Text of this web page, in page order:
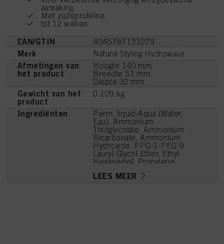
aanraking.
Met zijdeproteïne.
tot 12 weken
EAN/GTIN 4045787131079
Merk Natural Styling Hydrowave
Afmetingen van
het product
Hoogte 140 mm
Breedte 51 mm
Diepte 32 mm
Gewicht van het
product
0.109 kg
Ingrediënten
Perm, liquid:Aqua (Water,
Eau), Ammonium
Thioglycolate, Ammonium
Bicarbonate, Ammonium
Hydroxide, PPG-1-PEG-9
Lauryl Glycol Ether, Ethyl
Hexanediol, Propylene
(Fragrance), Disodium
LEES MEER